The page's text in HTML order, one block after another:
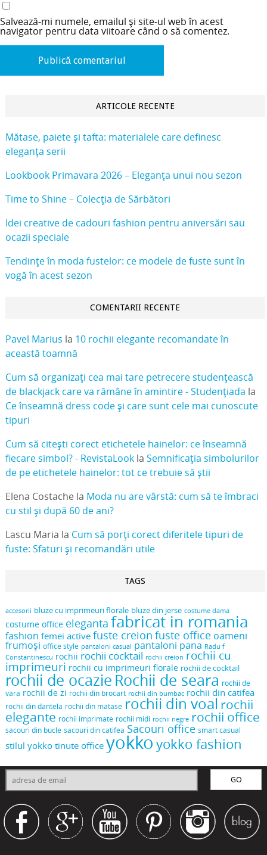
Salvează-mi numele, emailul și site-ul web în acest
navigator pentru data viitoare când o să comentez.
ARTICOLE RECENTE
Mătase, paiete și tafta: materialele care definesc
eleganța serii
Lookbook Primavara 2026 – Eleganța unui nou sezon
Time to Shine – Colecția de Sărbători
Idei creative de cadouri fashion pentru aniversări sau
ocazii speciale
Tendințe în moda fustelor: ce modele de fuste sunt în
vogă în acest sezon
COMENTARII RECENTE
Pavel Marius la 10 rochii elegante recomandate în
această toamnă
Cum să organizați cea mai tare petrecere studențească
de blackjack care va rămâne în amintire - Studențiada la
Ce înseamnă dress code și care sunt cele mai cunoscute
tipuri
Cum să citești corect etichetele hainelor: ce înseamnă
fiecare simbol? - RevistaLookla Semnificația simbolurilor
de pe etichetele hainelor: tot ce trebuie să știi
Elena Costachela Moda nu are vârstă: cum să te îmbraci
cu stil și după 60 de ani?
Lascu Maria la Cum să porți corect diferitele tipuri de
fuste: Sfaturi și recomandări utile
TAGS
accesorii bluze cu imprimeuri florale bluze din jerse costume dama
costume office eleganta fabricat in romania
fashion femei active fuste creion fuste office oameni
frumoși office style pantaloni casual pantaloni pana Radu f
Constantinescu rochii rochii cocktail rochii creion rochii cu
imprimeuri rochii cu imprimeuri florale rochii de cocktail
rochii de ocazie Rochii de seara rochii de
vara rochii de zi rochii din brocart rochii din bumbac rochii din catifea
rochii din dantela rochii din matase rochii din voal rochii
elegante rochii imprimate rochii midi rochii negre rochii office
sacouri din bucle sacouri din catifea Sacouri office smart casual
stilul yokko tinute office yokko yokko fashion